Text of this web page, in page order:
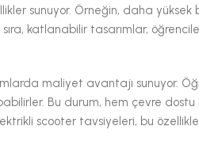
sunuyor. Örneğin, daha
katlanabilir tasarımlar,
maliyet avantajı sunuyor.
Bu durum, hem çevre
scooter tavsiyeleri, bu